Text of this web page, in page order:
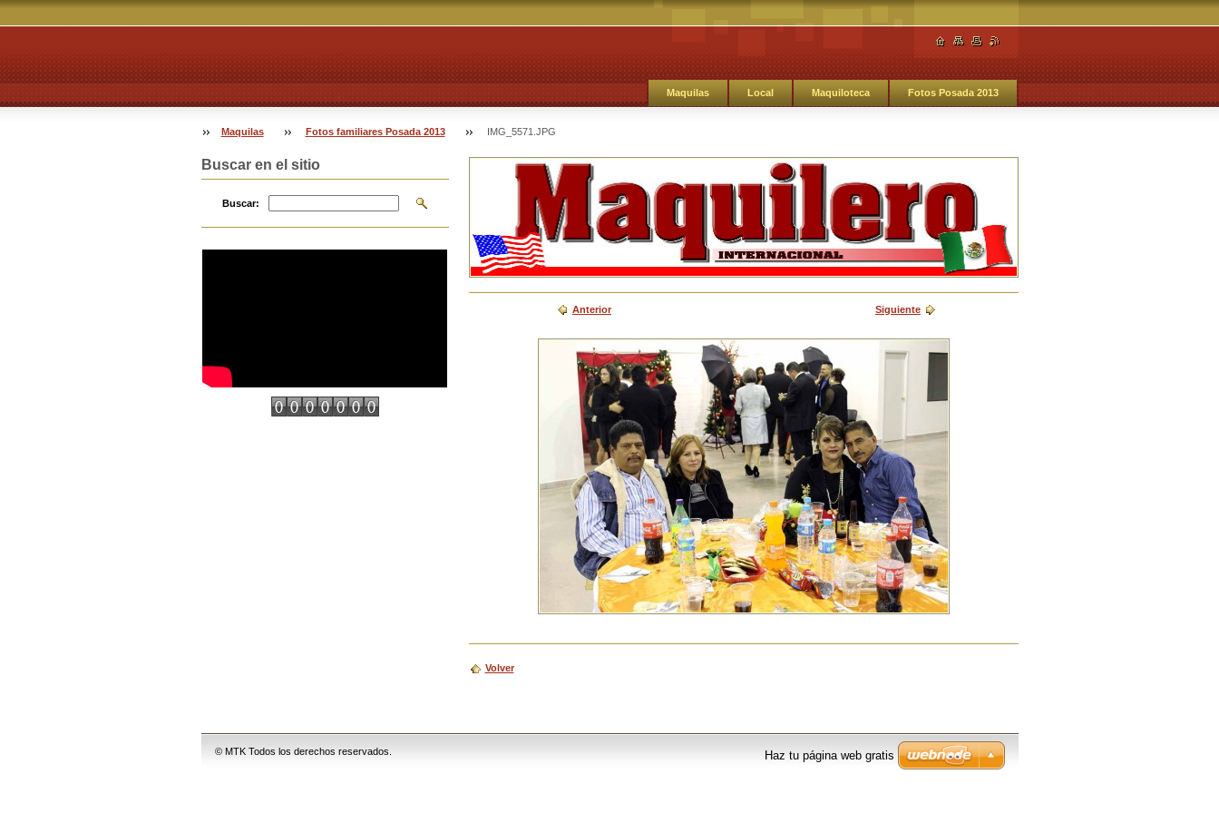
Maquilas Local Maquiloteca Fotos Posada 2013
Maquilas Fotos familiares Posada 2013 IMG_5571.JPG
Anterior Siguiente
Volver
Buscar en el sitio
Buscar:
© MTK Todos los derechos reservados. Haz tu página web gratis